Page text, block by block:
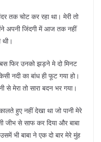
तक चोट कर रहा था। मेरी तो
अपनी जिंदगी में आज तक नहीं
थी।
फिर उनको झड़ने मे दो मिनट
नदी का बांध ही फूट गया हो।
मेरा तो सारा बदन भर गया।
हुए नहीं देखा था जो पानी मेरे
जीभ से साफ कर दिया और बाबा
भी बाबा ने एक दो बार मेरे मुंह